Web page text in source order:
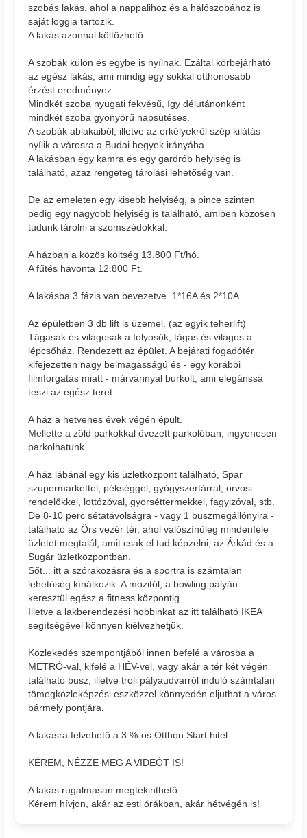
szobás lakás, ahol a nappalihoz és a hálószobához is
saját loggia tartozik.
A lakás azonnal költözhető.
A szobák külön és egybe is nyílnak. Ezáltal körbejárható
az egész lakás, ami mindig egy sokkal otthonosabb
érzést eredményez.
Mindkét szoba nyugati fekvésű, így délutánonként
mindkét szoba gyönyörű napsütéses.
A szobák ablakaiból, illetve az erkélyekről szép kilátás
nyílik a városra a Budai hegyek irányába.
A lakásban egy kamra és egy gardrób helyiség is
található, azaz rengeteg tárolási lehetőség van.
De az emeleten egy kisebb helyiség, a pince szinten
pedig egy nagyobb helyiség is található, amiben közösen
tudunk tárolni a szomszédokkal.
A házban a közös költség 13.800 Ft/hó.
A fűtés havonta 12.800 Ft.
A lakásba 3 fázis van bevezetve. 1*16A és 2*10A.
Az épületben 3 db lift is üzemel. (az egyik teherlift)
Tágasak és világosak a folyosók, tágas és világos a
lépcsőház. Rendezett az épület. A bejárati fogadótér
kifejezetten nagy belmagasságú és - egy korábbi
filmforgatás miatt - márvánnyal burkolt, ami elegánssá
teszi az egész teret.
A ház a hetvenes évek végén épült.
Mellette a zöld parkokkal övezett parkolóban, ingyenesen
parkolhatunk.
A ház lábánál egy kis üzletközpont található, Spar
szupermarkettel, pékséggel, gyógyszertárral, orvosi
rendelőkkel, lottózóval, gyorséttermekkel, fagyizóval, stb.
De 8-10 perc sétatávolságra - vagy 1 buszmegállónyira -
található az Örs vezér tér, ahol valószínűleg mindenféle
üzletet megtalál, amit csak el tud képzelni, az Árkád és a
Sugár üzletközpontban.
Sőt... itt a szórakozásra és a sportra is számtalan
lehetőség kínálkozik. A mozitól, a bowling pályán
keresztül egész a fitness központig.
Illetve a lakberendezési hobbinkat az itt található IKEA
segítségével könnyen kiélvezhetjük.
Közlekedés szempontjából innen befelé a városba a
METRÓ-val, kifelé a HÉV-vel, vagy akár a tér két végén
található busz, illetve troli pályaudvarról induló számtalan
tömegközleképzési eszközzel könnyedén eljuthat a város
bármely pontjára.
A lakásra felvehető a 3 %-os Otthon Start hitel.
KÉREM, NÉZZE MEG A VIDEÓT IS!
A lakás rugalmasan megtekinthető.
Kérem hívjon, akár az esti órákban, akár hétvégén is!